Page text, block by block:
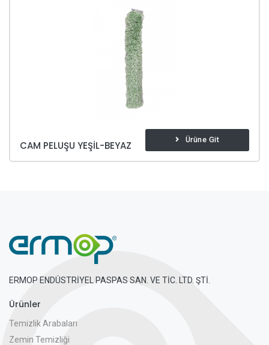
CAM PELUŞU YEŞIL-BEYAZ Ürüne Git
ERMOP ENDÜSTRİYEL PASPAS SAN. VE TİC. LTD. ŞTİ.
Ürünler
Temizlik Arabaları
Zemin Temizliği